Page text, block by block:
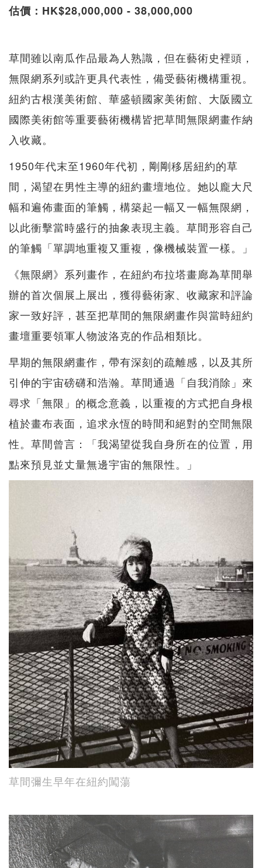
估價：HK$28,000,000 - 38,000,000
草間雖以南瓜作品最為人熟識，但在藝術史裡頭，
無限網系列或許更具代表性，備受藝術機構重視。
紐約古根漢美術館、華盛頓國家美術館、大阪國立
國際美術館等重要藝術機構皆把草間無限網畫作納
入收藏。
1950年代末至1960年代初，剛剛移居紐約的草
間，渴望在男性主導的紐約畫壇地位。她以龐大尺
幅和遍佈畫面的筆觸，構築起一幅又一幅無限網，
以此衝擊當時盛行的抽象表現主義。草間形容自己
的筆觸「單調地重複又重複，像機械裝置一樣。」
《無限網》系列畫作，在紐約布拉塔畫廊為草間舉
辦的首次個展上展出，獲得藝術家、收藏家和評論
家一致好評，甚至把草間的無限網畫作與當時紐約
畫壇重要領軍人物波洛克的作品相類比。
早期的無限網畫作，帶有深刻的疏離感，以及其所
引伸的宇宙磅礴和浩瀚。草間通過「自我消除」來
尋求「無限」的概念意義，以重複的方式把自身根
植於畫布表面，追求永恆的時間和絕對的空間無限
性。草間曾言：「我渴望從我自身所在的位置，用
點來預見並丈量無邊宇宙的無限性。」
草間彌生早年在紐約闖蕩